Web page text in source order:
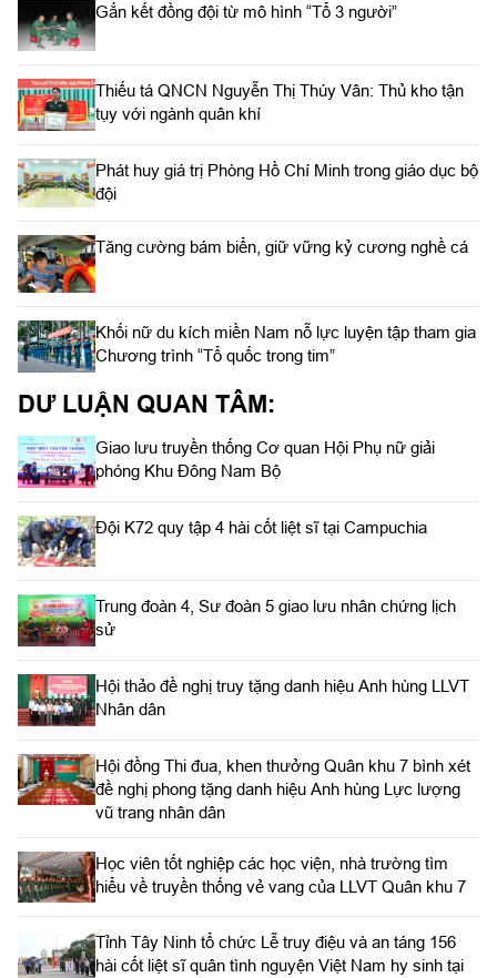
Gắn kết đồng đội từ mô hình “Tổ 3 người”
Thiếu tá QNCN Nguyễn Thị Thúy Vân: Thủ kho tận
tụy với ngành quân khí
Phát huy giá trị Phòng Hồ Chí Minh trong giáo dục bộ
đội
Tăng cường bám biển, giữ vững kỷ cương nghề cá
Khối nữ du kích miền Nam nỗ lực luyện tập tham gia
Chương trình “Tổ quốc trong tim”
DƯ LUẬN QUAN TÂM:
Giao lưu truyền thống Cơ quan Hội Phụ nữ giải
phóng Khu Đông Nam Bộ
Đội K72 quy tập 4 hài cốt liệt sĩ tại Campuchia
Trung đoàn 4, Sư đoàn 5 giao lưu nhân chứng lịch
sử
Hội thảo đề nghị truy tặng danh hiệu Anh hùng LLVT
Nhân dân
Hội đồng Thi đua, khen thưởng Quân khu 7 bình xét
đề nghị phong tặng danh hiệu Anh hùng Lực lượng
vũ trang nhân dân
Học viên tốt nghiệp các học viện, nhà trường tìm
hiểu về truyền thống vẻ vang của LLVT Quân khu 7
​Tỉnh Tây Ninh tổ chức Lễ truy điệu và an táng 156
hài cốt liệt sĩ quân tình nguyện Việt Nam hy sinh tại